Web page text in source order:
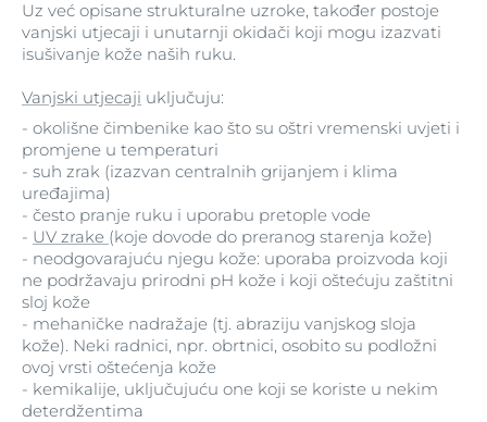
Uz već opisane strukturalne uzroke, također postoje
vanjski utjecaji i unutarnji okidači koji mogu izazvati
isušivanje kože naših ruku.
Vanjski utjecaji uključuju:
- okolišne čimbenike kao što su oštri vremenski uvjeti i
promjene u temperaturi
- suh zrak (izazvan centralnih grijanjem i klima
uređajima)
- često pranje ruku i uporabu pretople vode
- UV zrake (koje dovode do preranog starenja kože)
- neodgovarajuću njegu kože: uporaba proizvoda koji
ne podržavaju prirodni pH kože i koji oštećuju zaštitni
sloj kože
- mehaničke nadražaje (tj. abraziju vanjskog sloja
kože). Neki radnici, npr. obrtnici, osobito su podložni
ovoj vrsti oštećenja kože
- kemikalije, uključujuću one koji se koriste u nekim
deterdžentima